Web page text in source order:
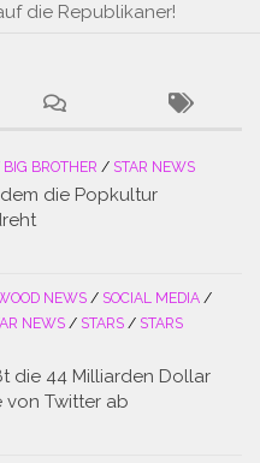
die Republikaner!
BIG BROTHER / STAR NEWS
dem die Popkultur
NEWS / SOCIAL MEDIA /
NEWS / STARS / STARS
die 44 Milliarden Dollar
von Twitter ab